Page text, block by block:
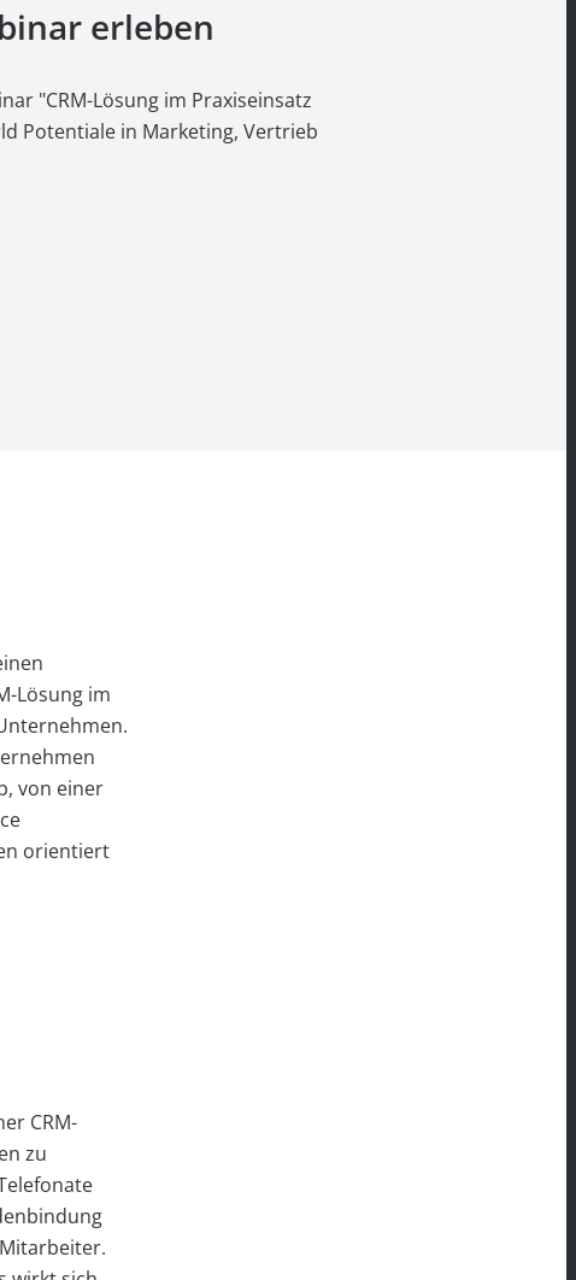
erleben
"CRM-Lösung im Praxiseinsatz
Potentiale in Marketing, Vertrieb
Lösung im
von einer
orientiert
CRM-
zu